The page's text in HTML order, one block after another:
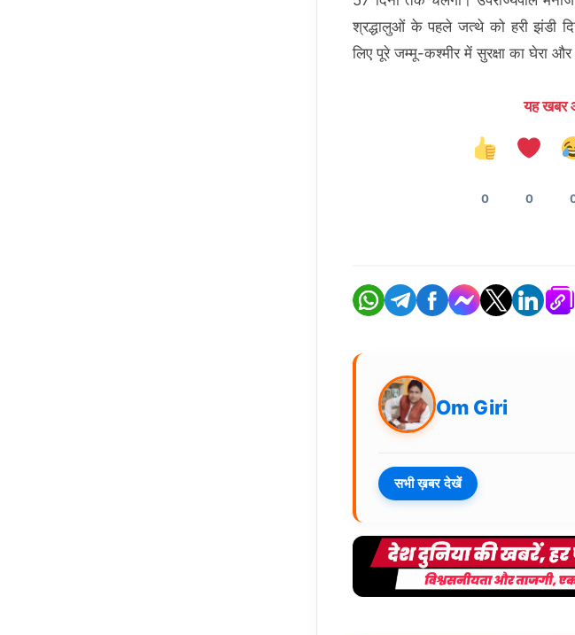
श्रद्धालुओं के पहले जत्थे को हरी झंडी
लिए पूरे जम्मू-कश्मीर में सुरक्षा का घेरा
यह खबर
0 0
Om Giri
सभी ख़बर देखें